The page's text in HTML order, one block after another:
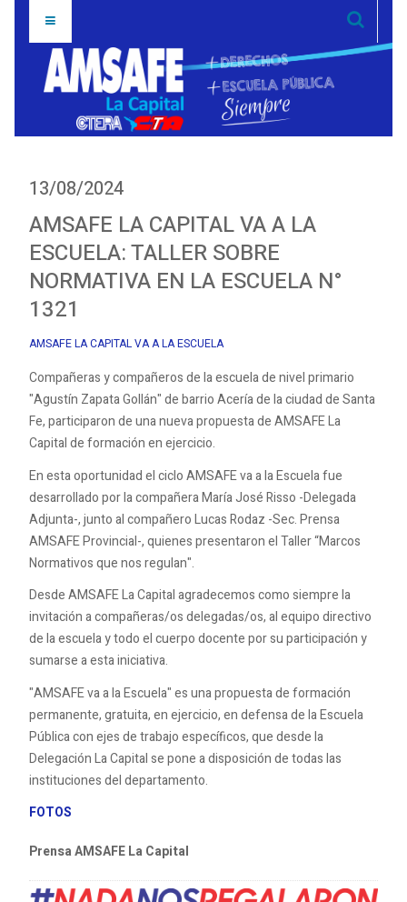
13/08/2024
AMSAFE LA CAPITAL VA A LA
ESCUELA: TALLER SOBRE
NORMATIVA EN LA ESCUELA N°
1321
AMSAFE LA CAPITAL VA A LA ESCUELA
Compañeras y compañeros de la escuela de nivel primario
"Agustín Zapata Gollán" de barrio Acería de la ciudad de Santa
Fe, participaron de una nueva propuesta de AMSAFE La
Capital de formación en ejercicio.
En esta oportunidad el ciclo AMSAFE va a la Escuela fue
desarrollado por la compañera María José Risso -Delegada
Adjunta-, junto al compañero Lucas Rodaz -Sec. Prensa
AMSAFE Provincial-, quienes presentaron el Taller “Marcos
Normativos que nos regulan".
Desde AMSAFE La Capital agradecemos como siempre la
invitación a compañeras/os delegadas/os, al equipo directivo
de la escuela y todo el cuerpo docente por su participación y
sumarse a esta iniciativa.
"AMSAFE va a la Escuela" es una propuesta de formación
permanente, gratuita, en ejercicio, en defensa de la Escuela
Pública con ejes de trabajo específicos, que desde la
Delegación La Capital se pone a disposición de todas las
instituciones del departamento.
FOTOS
Prensa AMSAFE La Capital